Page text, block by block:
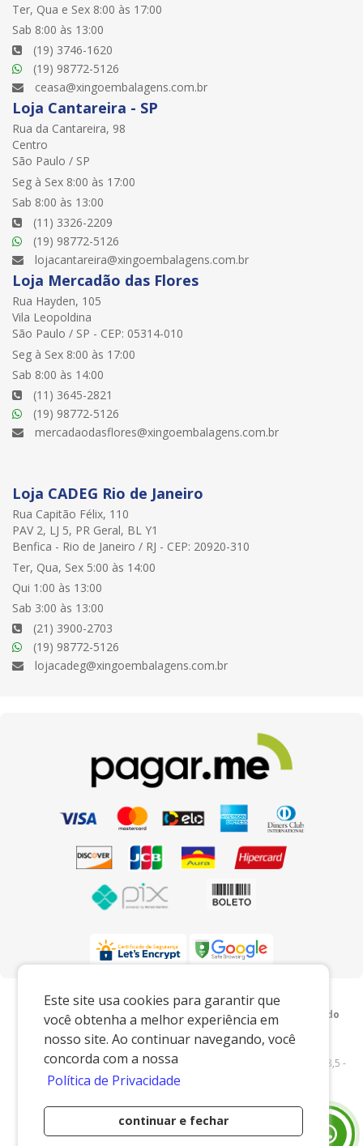
Este site usa cookies para garantir que
você obtenha a melhor experiência em
nosso site. Ao continuar navegando, você
concorda com a nossa
Política de Privacidade
continuar e fechar
Ter, Qua e Sex 8:00 às 17:00
Sab 8:00 às 13:00
(19) 3746-1620
(19) 98772-5126
ceasa@xingoembalagens.com.br
Loja Cantareira - SP
Rua da Cantareira, 98
Centro
São Paulo / SP
Seg à Sex 8:00 às 17:00
Sab 8:00 às 13:00
(11) 3326-2209
(19) 98772-5126
lojacantareira@xingoembalagens.com.br
Loja Mercadão das Flores
Rua Hayden, 105
Vila Leopoldina
São Paulo / SP - CEP: 05314-010
Seg à Sex 8:00 às 17:00
Sab 8:00 às 14:00
(11) 3645-2821
(19) 98772-5126
mercadaodasflores@xingoembalagens.com.br
Loja CADEG Rio de Janeiro
Rua Capitão Félix, 110
PAV 2, LJ 5, PR Geral, BL Y1
Benfica - Rio de Janeiro / RJ - CEP: 20920-310
Ter, Qua, Sex 5:00 às 14:00
Qui 1:00 às 13:00
Sab 3:00 às 13:00
(21) 3900-2703
(19) 98772-5126
lojacadeg@xingoembalagens.com.br
Preços e condições exclusivos para o
www.xingoembalagens.com.br e para o televendas, podendo
sofrer alterações sem prévia notiﬁcação.
Xingó Embalagens|62.438.429/0001-12|
www.xingoembalagens.com.br| Rodovia Prefeito Aziz Lian, Km 28,5 -
s/n - Borda da Mata - Jaguariúna/SP - 13916-875 - E-mail:
Desenvolvido por